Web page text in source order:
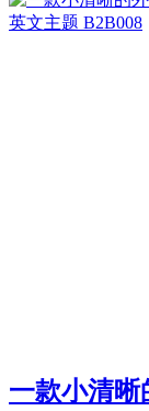
一款小清晰